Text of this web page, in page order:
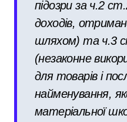
підозри за ч.2
доходів,
шляхом) та ч.3
(незаконне
для товарів і
найменування,
матеріальної